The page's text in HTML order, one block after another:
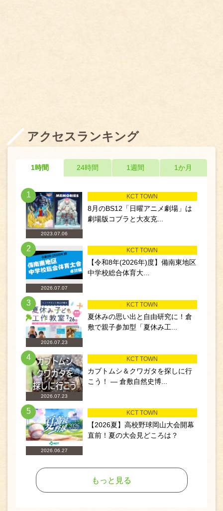
アクセスランキング
1時間 24時間 1週間 1か月
1
2023.07.06
KCT TOWN
8月のBS12「日曜アニメ劇場」は
劇場版コブラと大友克...
2
2026.07.07
KCT TOWN
【令和8年(2026年)度】備南東地区
中学校総合体育大...
3
2026.07.23
KCT TOWN
夏休みの思い出と自由研究に！倉
敷で親子参加型「夏休み工...
4
2026.07.23
KCT TOWN
カブトムシ＆クワガタを探しに行
こう！ ― 倉敷自然史博...
5
2026.06.27
KCT TOWN
【2026夏】高校野球岡山大会開幕
直前！夏の大会見どころは？
もっと見る